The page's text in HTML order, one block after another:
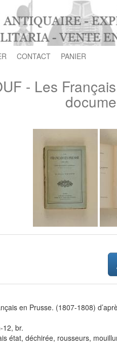
CONTACT PANIER
- Les
en Prusse. (1807-1808)
12, br.
état, déchirée, rousseurs,